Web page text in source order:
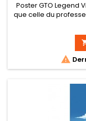
Poster GTO Legend
que celle du
quel est le
Retrouvez toutes
professeur le plus
GTO par GB eye ! -
